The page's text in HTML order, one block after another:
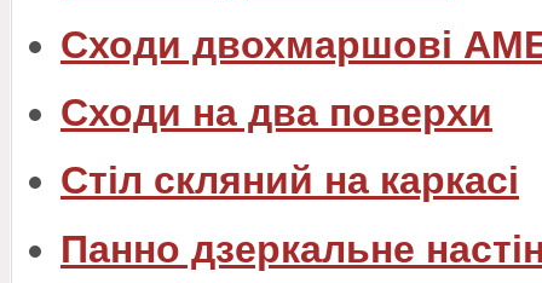
Сходи двохмаршові
Сходи на два поверхи
Стіл скляний на каркасі
Панно дзеркальне